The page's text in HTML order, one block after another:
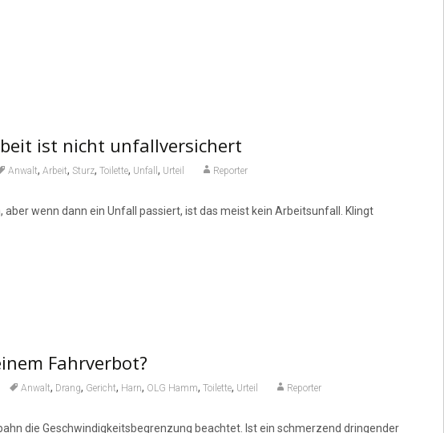
ist nicht unfallversichert
Anwalt, Arbeit, Sturz, Toilette, Unfall , Urteil Reporter
wenn dann ein Unfall passiert, ist das meist kein Arbeitsunfall. Klingt
Fahrverbot?
Anwalt, Drang, Gericht, Harn, OLG Hamm, Toilette, Urteil Reporter
die Geschwindigkeitsbegrenzung beachtet. Ist ein schmerzend dringender